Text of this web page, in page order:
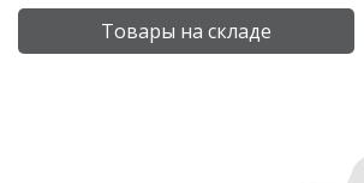
Товары на складе